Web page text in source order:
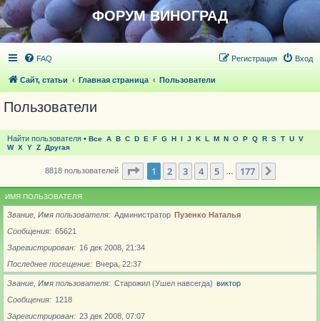
ФОРУМ ВИНОГРАД
FAQ Вход
Регистрация
Сайт, статьи Главная страница Пользователи
Пользователи
Найти пользователя • Все A B C D E F G H I J K L M N O P Q R S T U V
W X Y Z Другая
8818 пользователей Страница из 177
1 2 3 4 5 177
ИМЯ ПОЛЬЗОВАТЕЛЯ
Звание, Имя пользователя Администратор Пузенко Наталья
Сообщения
65621
Зарегистрирован
16 дек 2008, 21:34
Последнее посещение
Вчера, 22:37
Звание, Имя пользователя Старожил (Ушел навсегда) виктор
Сообщения
1218
Зарегистрирован
23 дек 2008, 07:07